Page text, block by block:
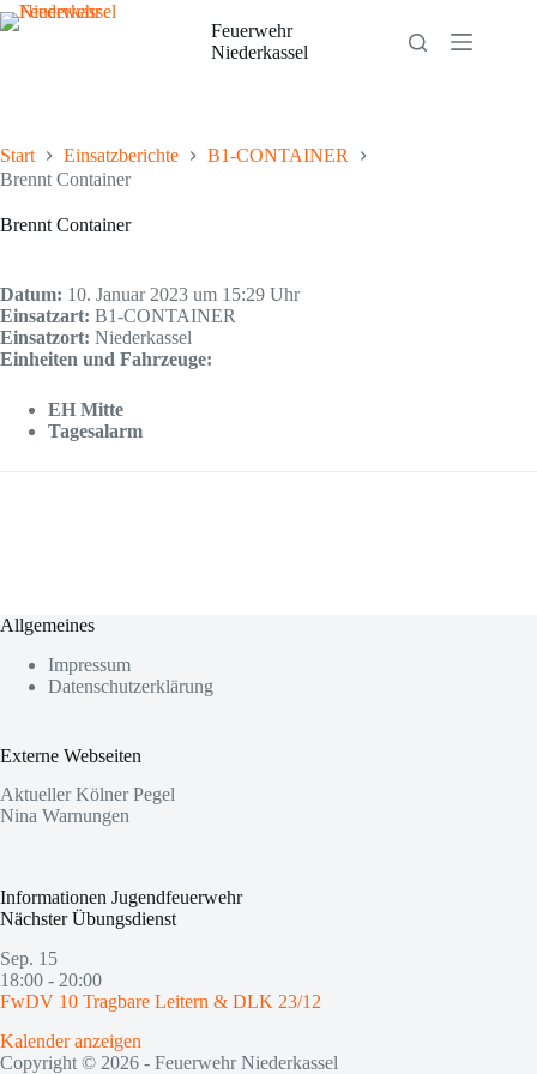
Zum
Inhalt
Feuerwehr
Niederkassel
Start Einsatzberichte
B1-CONTAINER
Brennt Container
Brennt Container
Datum: 10. Januar 2023 um 15:29 Uhr
Einsatzart: B1-CONTAINER
Einsatzort: Niederkassel
Einheiten und Fahrzeuge:
EH Mitte
Tagesalarm
Allgemeines
Impressum
Datenschutzerklärung
Externe Webseiten
Aktueller Kölner Pegel
Nina Warnungen
Informationen Jugendfeuerwehr
Nächster Übungsdienst
Sep. 15
18:00 - 20:00
FwDV 10 Tragbare Leitern & DLK 23/12
Kalender anzeigen
Copyright © 2026 - Feuerwehr Niederkassel